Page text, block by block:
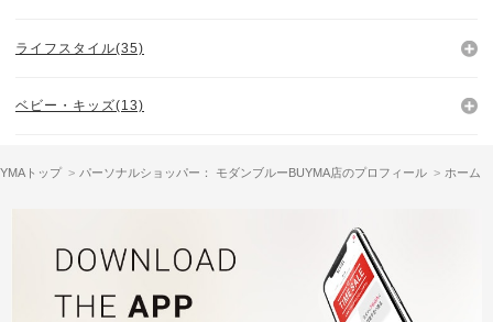
ライフスタイル(35)
ベビー・キッズ(13)
トップ パーソナルショッパー： モダンブルーBUYMA店のプロフィール ホーム